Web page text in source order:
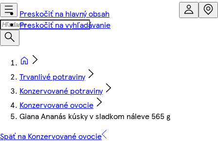
Preskočiť na hlavný obsah
Preskočiť na vyhľadávanie
Trvanlivé potraviny
Konzervované potraviny
Konzervované ovocie
Giana Ananás kúsky v sladkom náleve 565 g
Späť na Konzervované ovocie